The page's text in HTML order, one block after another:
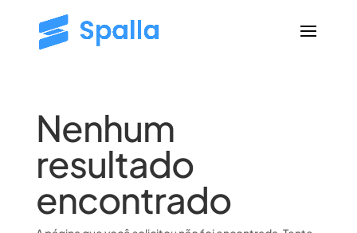
Nenhum
resultado
encontrado